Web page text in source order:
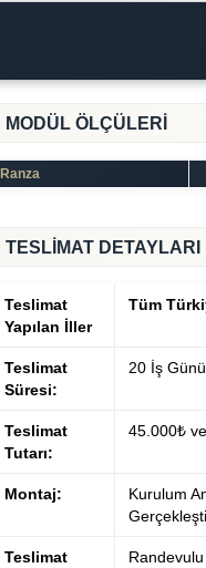
MODÜL ÖLÇÜLERİ
Ranza
TESLİMAT DETAYLARI
Teslimat
Yapılan İller
Tüm
Teslimat
Süresi:
20 İş Günü
Teslimat
Tutarı:
45.000₺
Montaj:
Kurulum
Teslimat